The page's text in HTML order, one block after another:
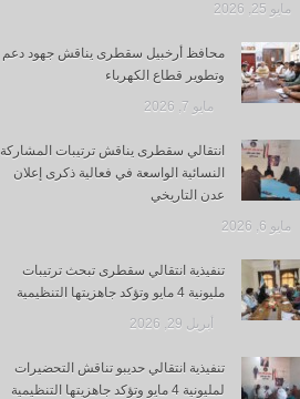
مايو 25, 2026
محافظ أرخبيل سقطرى يناقش جهود دعم
وتطوير قطاع الكهرباء
مايو 7, 2026
انتقالي سقطرى يناقش ترتيبات المشاركة
النسائية الواسعة في فعالية ذكرى إعلان
عدن التاريخي
مايو 6, 2026
تنفيذية انتقالي سقطرى تبحث ترتيبات
مليونية 4 مايو وتؤكد جاهزيتها التنظيمية
أبريل 29, 2026
تنفيذية انتقالي حديبو تناقش التحضيرات
لمليونية 4 مايو وتؤكد جاهزيتها التنظيمية